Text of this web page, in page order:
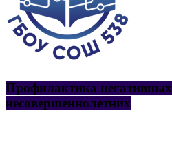
Профилактика
несовершеннолетних